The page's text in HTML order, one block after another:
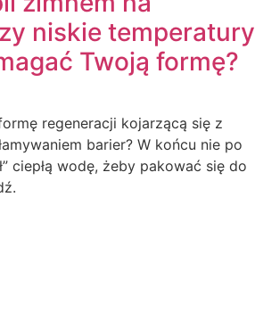
niskie temperatury
Twoją formę?
regeneracji kojarzącą się z
barier? W końcu nie po
ciepłą wodę, żeby pakować się do